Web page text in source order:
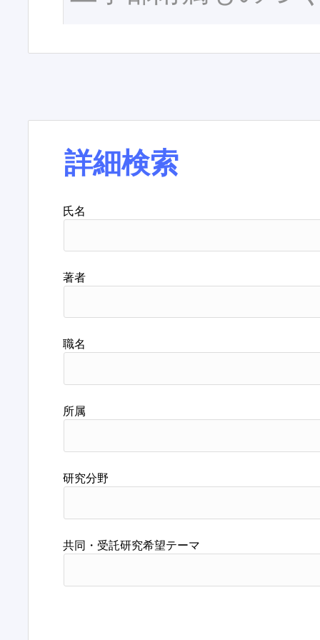
詳細検索
氏名
著者
職名
所属
研究分野
共同・受託研究希望テーマ